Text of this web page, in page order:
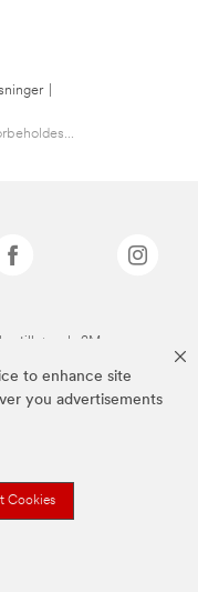
to enhance site
you advertisements
Cookies
tilhørende 3M.